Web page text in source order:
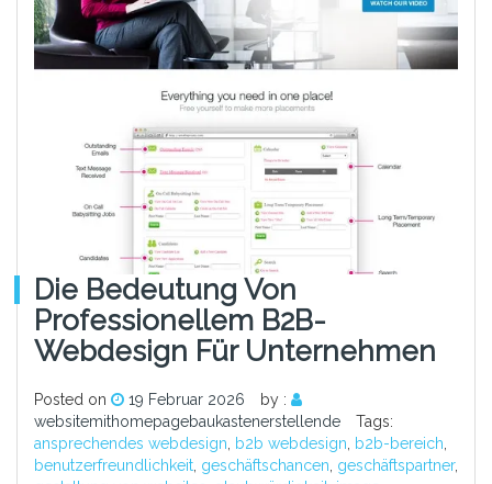
Die Bedeutung Von
Professionellem B2B-
Webdesign Für Unternehmen
Posted on 19 Februar 2026
by :
websitemithomepagebaukastenerstellende
Tags:
ansprechendes webdesign
b2b webdesign b2b-bereich
benutzerfreundlichkeit geschäftschancen geschäftspartner,